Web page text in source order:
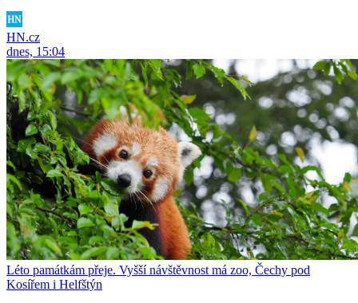
HN.cz
dnes, 15:04
Léto památkám přeje. Vyšší návštěvnost má zoo, Čechy pod
Kosířem i Helfštýn